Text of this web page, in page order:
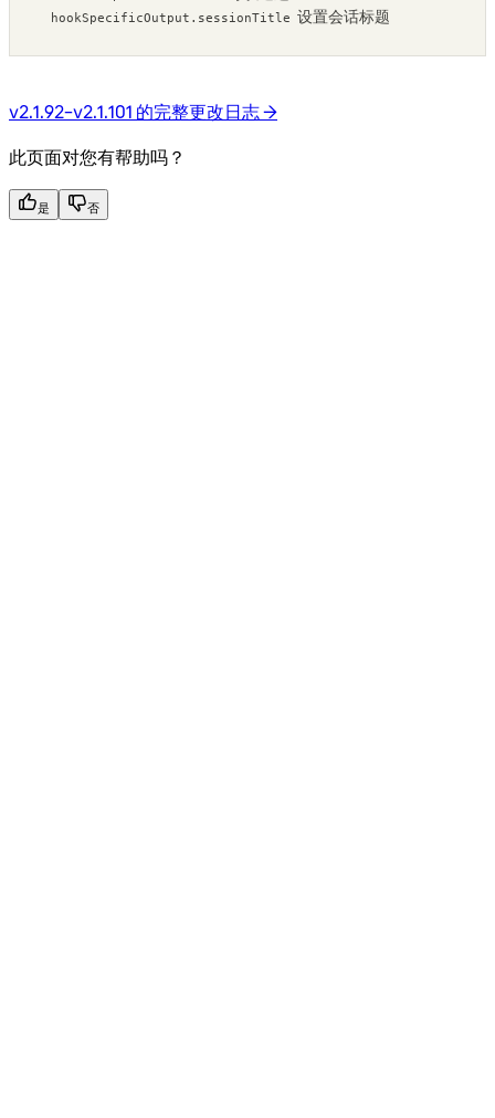
hookSpecificOutput.sessionTitle 设置会话标题
v2.1.92–v2.1.101 的完整更改日志 →
此页面对您有帮助吗？
是 否